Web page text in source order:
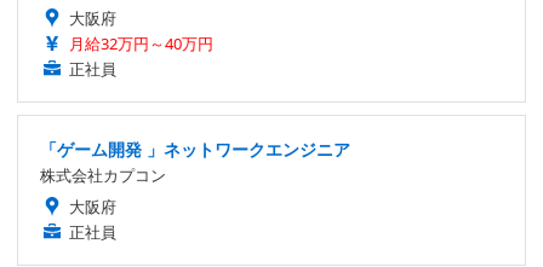
大阪府
月給32万円～40万円
正社員
「ゲーム開発 」ネットワークエンジニア
株式会社カプコン
大阪府
正社員